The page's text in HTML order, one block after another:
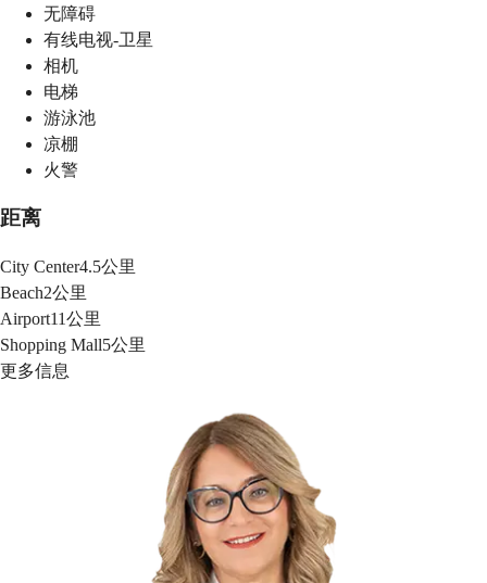
无障碍
有线电视-卫星
相机
电梯
游泳池
凉棚
火警
距离
City Center4.5公里
Beach2公里
Airport11公里
Shopping Mall5公里
更多信息